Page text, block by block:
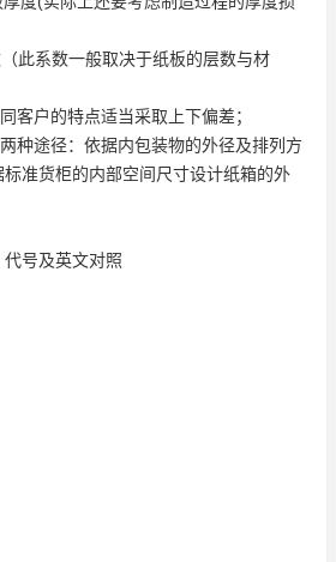
此系数一般取决于纸板的层数与材
客户的特点适当采取上下偏差；
种途径：依据内包装物的外径及排列方
准货柜的内部空间尺寸设计纸箱的外
号及英文对照